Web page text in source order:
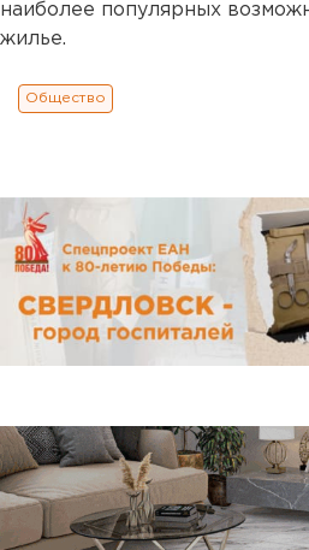
наиболее популярных
жилье.
Общество